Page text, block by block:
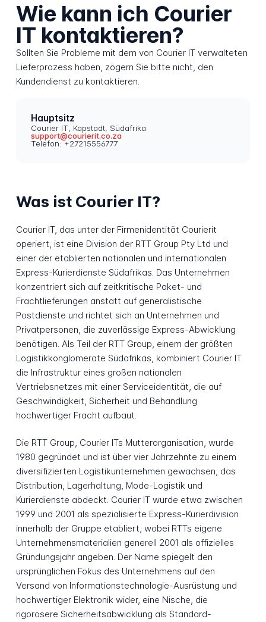
Wie kann ich Courier
IT kontaktieren?
Sollten Sie Probleme mit dem von Courier IT verwalteten
Lieferprozess haben, zögern Sie bitte nicht, den
Kundendienst zu kontaktieren.
Hauptsitz
Courier IT, Kapstadt, Südafrika
support@courierit.co.za
Telefon: +27215556777
Was ist Courier IT?
Courier IT, das unter der Firmenidentität Courierit
operiert, ist eine Division der RTT Group Pty Ltd und
einer der etablierten nationalen und internationalen
Express-Kurierdienste Südafrikas. Das Unternehmen
konzentriert sich auf zeitkritische Paket- und
Frachtlieferungen anstatt auf generalistische
Postdienste und richtet sich an Unternehmen und
Privatpersonen, die zuverlässige Express-Abwicklung
benötigen. Als Teil der RTT Group, einem der größten
Logistikkonglomerate Südafrikas, kombiniert Courier IT
die Infrastruktur eines großen nationalen
Vertriebsnetzes mit einer Serviceidentität, die auf
Geschwindigkeit, Sicherheit und Behandlung
hochwertiger Fracht aufbaut.
Die RTT Group, Courier ITs Mutterorganisation, wurde
1980 gegründet und ist über vier Jahrzehnte zu einem
diversifizierten Logistikunternehmen gewachsen, das
Distribution, Lagerhaltung, Mode-Logistik und
Kurierdienste abdeckt. Courier IT wurde etwa zwischen
1999 und 2001 als spezialisierte Express-Kurierdivision
innerhalb der Gruppe etabliert, wobei RTTs eigene
Unternehmensmaterialien generell 2001 als offizielles
Gründungsjahr angeben. Der Name spiegelt den
ursprünglichen Fokus des Unternehmens auf den
Versand von Informationstechnologie-Ausrüstung und
hochwertiger Elektronik wider, eine Nische, die
rigorosere Sicherheitsabwicklung als Standard-